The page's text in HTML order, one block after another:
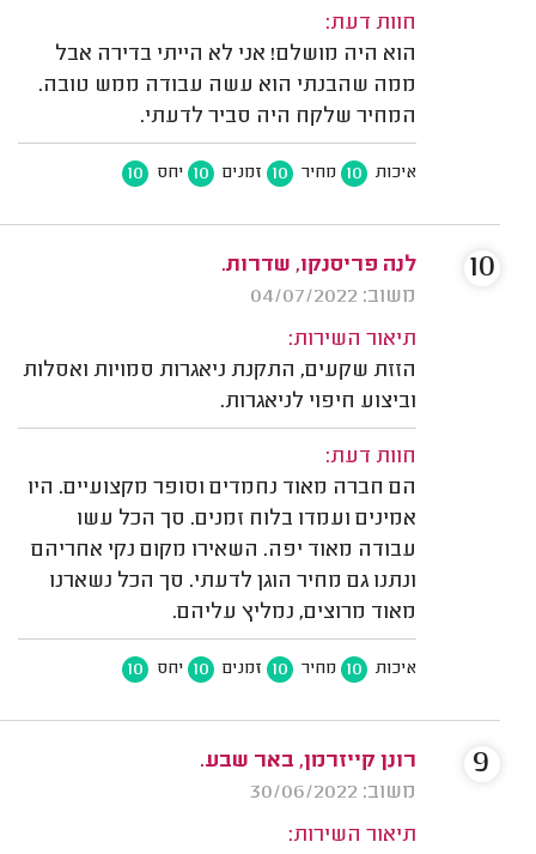
חוות דעת:
הוא היה מושלם! אני לא הייתי בדירה אבל
ממה שהבנתי הוא עשה עבודה ממש טובה.
המחיר שלקח היה סביר לדעתי.
איכות 10 מחיר 10 זמנים 10 יחס 10
לנה פריסנקו, שדרות.
משוב: 04/07/2022
תיאור השירות:
הזזת שקעים, התקנת ניאגרות סמויות ואסלות
וביצוע חיפוי לניאגרות.
חוות דעת:
הם חברה מאוד נחמדים וסופר מקצועיים. היו
אמינים ועמדו בלוח זמנים. סך הכל עשו
עבודה מאוד יפה. השאירו מקום נקי אחריהם
ונתנו גם מחיר הוגן לדעתי. סך הכל נשארנו
מאוד מרוצים, נמליץ עליהם.
איכות 10 מחיר 10 זמנים 10 יחס 10
10
רונן קייזרמן, באר שבע.
משוב: 30/06/2022
תיאור השירות:
9